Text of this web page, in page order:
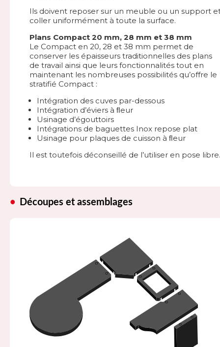
Ils doivent reposer sur un meuble ou un support
coller uniformément à toute la surface.
Plans Compact 20 mm, 28 mm et 38 mm
Le Compact en 20, 28 et 38 mm permet de
conserver les épaisseurs traditionnelles des plans
de travail ainsi que leurs fonctionnalités tout en
maintenant les nombreuses possibilités qu’offre le
stratifié Compact :
Intégration des cuves par-dessous
Intégration d’éviers à ﬂeur
Usinage d’égouttoirs
Intégrations de baguettes Inox repose plat
Usinage pour plaques de cuisson à ﬂeur
Il est toutefois déconseillé de l’utiliser en pose libre.
Découpes et assemblages